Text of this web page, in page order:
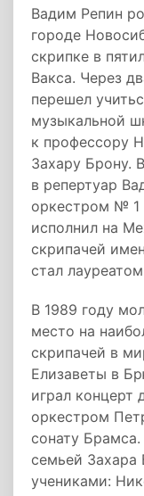
Вадим Репин
городе
скрипке в
Вакса. Через
перешел
музыкальной
к профессору
Захару Брону.
в репертуар
оркестром № 1
исполнил на
скрипачей
стал
В 1989 году
место на
скрипачей в
Елизаветы в
играл концерт
оркестром
сонату
семьей Захара
учениками: